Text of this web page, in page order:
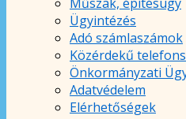
Ügyintézés
Adó számlaszámok
Közérdekű
Önkormányzati
Adatvédelem
Elérhetőségek